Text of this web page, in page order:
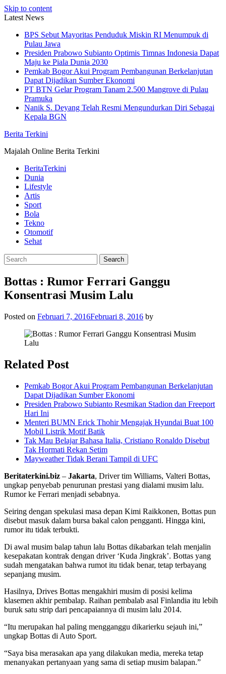
Skip to content
Latest News
BPS Sebut Mayoritas Penduduk Miskin RI Menumpuk di
Pulau Jawa
Presiden Prabowo Subianto Optimis Timnas Indonesia Dapat
Maju ke Piala Dunia 2030
Pemkab Bogor Akui Program Pembangunan Berkelanjutan
Dapat Dijadikan Sumber Ekonomi
PT BTN Gelar Program Tanam 2.500 Mangrove di Pulau
Pramuka
Nanik S. Deyang Telah Resmi Mengundurkan Diri Sebagai
Kepala BGN
Berita Terkini
Majalah Online Berita Terkini
BeritaTerkini
Dunia
Lifestyle
Artis
Sport
Bola
Tekno
Otomotif
Sehat
Bottas : Rumor Ferrari Ganggu
Konsentrasi Musim Lalu
Posted on Februari 7, 2016Februari 8, 2016 by
Related Post
Pemkab Bogor Akui Program Pembangunan Berkelanjutan
Dapat Dijadikan Sumber Ekonomi
Presiden Prabowo Subianto Resmikan Stadion dan Freeport
Hari Ini
Menteri BUMN Erick Thohir Mengajak Hyundai Buat 100
Mobil Listrik Motif Batik
Tak Mau Belajar Bahasa Italia, Cristiano Ronaldo Disebut
Tak Hormati Rekan Setim
Mayweather Tidak Berani Tampil di UFC
Beritaterkini.biz – Jakarta, Driver tim Williams, Valteri Bottas,
ungkap penyebab penurunan prestasi yang dialami musim lalu.
Rumor ke Ferrari menjadi sebabnya.
Seiring dengan spekulasi masa depan Kimi Raikkonen, Bottas pun
disebut masuk dalam bursa bakal calon pengganti. Hingga kini,
rumor itu tidak terbukti.
Di awal musim balap tahun lalu Bottas dikabarkan telah menjalin
kesepakatan kontrak dengan driver ‘Kuda Jingkrak’. Bottas yang
sudah mengatakan bahwa rumot itu tidak benar, tetap terbayang
sepanjang musim.
Hasilnya, Drives Bottas mengakhiri musim di posisi kelima
klasemen akhir pembalap. Raihan pembalab asal Finlandia itu lebih
buruk satu strip dari pencapaiannya di musim lalu 2014.
“Itu merupakan hal paling mengganggu dikarierku sejauh ini,”
ungkap Bottas di Auto Sport.
“Saya bisa merasakan apa yang dilakukan media, mereka tetap
menanyakan pertanyaan yang sama di setiap musim balapan.”